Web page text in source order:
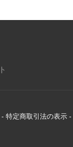
- 特定商取引法の表示 -